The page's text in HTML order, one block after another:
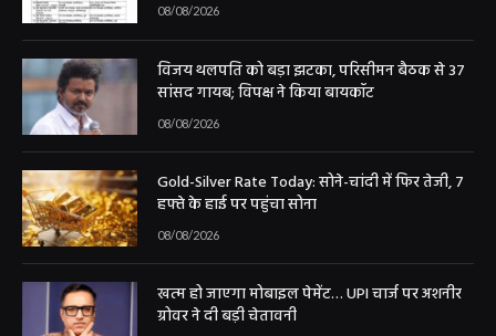
08/08/2026
विजय थलपति को बड़ा झटका, परिसीमन बैठक से 37
सांसद गायब; विपक्ष ने किया बायकॉट
08/08/2026
Gold-Silver Rate Today: सोने-चांदी में फिर तेजी, 7
हफ्ते के हाई पर पहुंचा सोना
08/08/2026
खत्म हो जाएगा मोबाइल पेमेंट… UPI चार्ज पर अशनीर
ग्रोवर ने दी बड़ी चेतावनी